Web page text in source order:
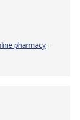
pharmacy –